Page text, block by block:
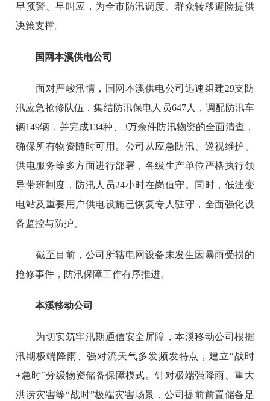
早预警、早叫应，为全市防汛调度、群众转移避险提供
决策支撑。
国网本溪供电公司
面对严峻汛情，国网本溪供电公司迅速组建29支防
汛应急抢修队伍，集结防汛保电人员647人，调配防汛车
辆149辆，并完成134种、3万余件防汛物资的全面清查，
确保所有物资随时可用。公司从应急防汛、巡视维护、
供电服务等多方面进行部署，各级生产单位严格执行领
导带班制度，防汛人员24小时在岗值守。同时，低洼变
电站及重要用户供电设施已恢复专人驻守，全面强化设
备监控与防护。
截至目前，公司所辖电网设备未发生因暴雨受损的
抢修事件，防汛保障工作有序推进。
本溪移动公司
为切实筑牢汛期通信安全屏障，本溪移动公司根据
汛期极端降雨、强对流天气多发频发特点，建立“战时
+急时”分级物资储备保障模式。针对极端强降雨、重大
洪涝灾害等“战时”极端灾害场景，公司提前前置储备足